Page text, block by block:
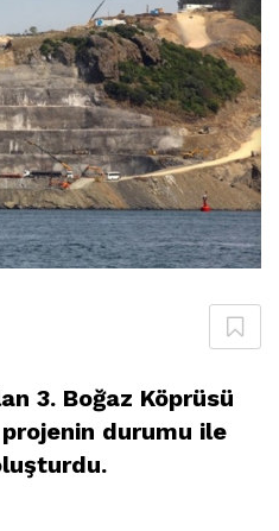
3. Boğaz Köprüsü
durumu ile